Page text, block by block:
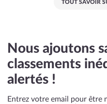
TOUT SAVOIR
Nous ajoutons
classements
alertés !
Entrez votre email pour être